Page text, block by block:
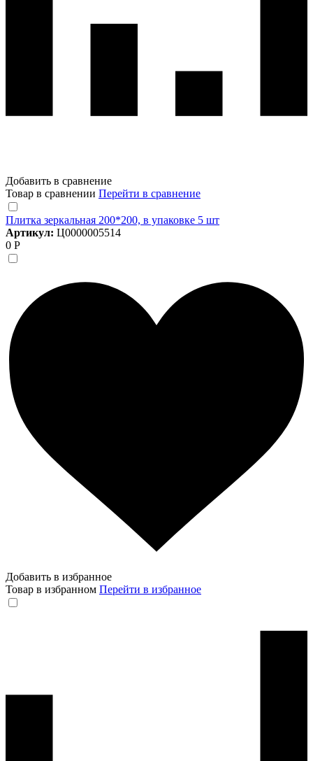
Добавить в сравнение
Товар в сравнении Перейти в сравнение
Плитка зеркальная 200*200, в упаковке 5 шт
Артикул: Ц0000005514
0 Р
Добавить в избранное
Товар в избранном Перейти в избранное